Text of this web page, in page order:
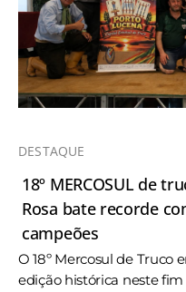
DESTAQUE
18º MERCOSUL de
Rosa bate recorde
campeões
O 18º Mercosul de
edição histórica neste fim